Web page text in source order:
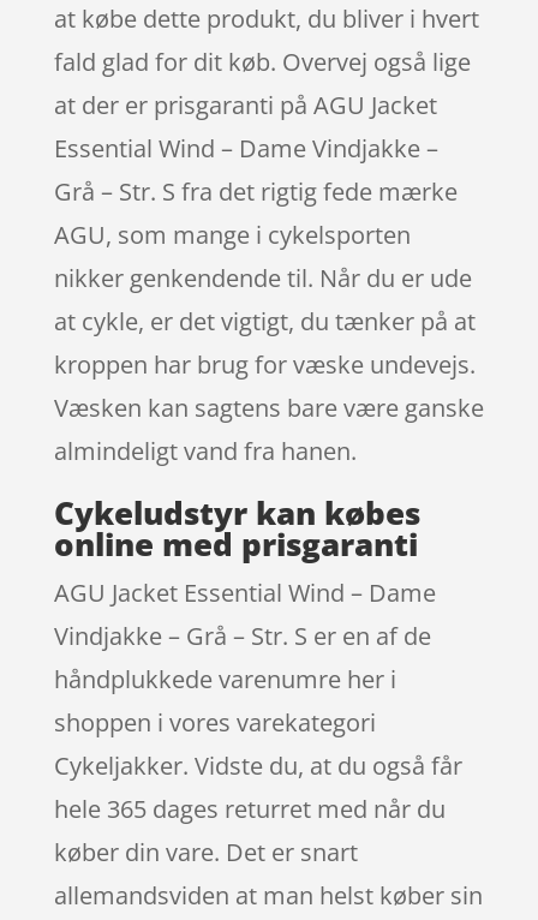
at købe dette produkt, du bliver i hvert
fald glad for dit køb. Overvej også lige
at der er prisgaranti på AGU Jacket
Essential Wind – Dame Vindjakke –
Grå – Str. S fra det rigtig fede mærke
AGU, som mange i cykelsporten
nikker genkendende til. Når du er ude
at cykle, er det vigtigt, du tænker på at
kroppen har brug for væske undevejs.
Væsken kan sagtens bare være ganske
almindeligt vand fra hanen.
Cykeludstyr kan købes
online med prisgaranti
AGU Jacket Essential Wind – Dame
Vindjakke – Grå – Str. S er en af de
håndplukkede varenumre her i
shoppen i vores varekategori
Cykeljakker. Vidste du, at du også får
hele 365 dages returret med når du
køber din vare. Det er snart
allemandsviden at man helst køber sin